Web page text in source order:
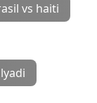
vs haiti